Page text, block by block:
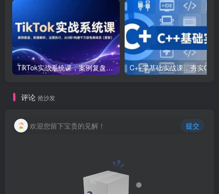
TikTok实战系统课，案例复盘、数据解析、运营执行，从0到1构建千万级电商体系（更新）
评论 抢沙发
欢迎您留下宝贵的见解！ 提交